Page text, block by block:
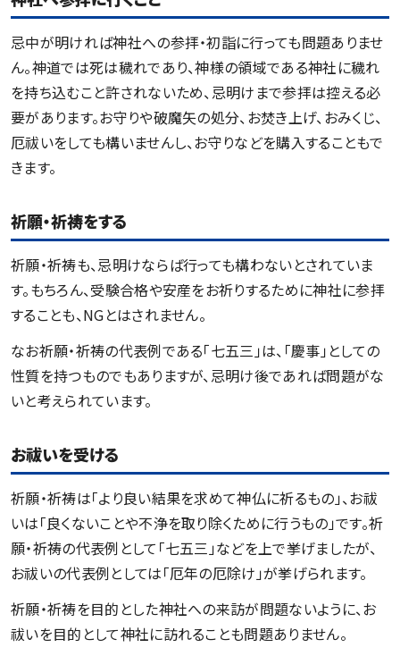
忌中が明ければ神社への参拝・初詣に行っても問題ありませ
ん。神道では死は穢れであり、神様の領域である神社に穢れ
を持ち込むこと許されないため、忌明けまで参拝は控える必
要があります。お守りや破魔矢の処分、お焚き上げ、おみくじ、
厄祓いをしても構いませんし、お守りなどを購入することもで
きます。
祈願・祈祷をする
祈願・祈祷も、忌明けならば行っても構わないとされていま
す。もちろん、受験合格や安産をお祈りするために神社に参拝
することも、NGとはされません。
なお祈願・祈祷の代表例である「七五三」は、「慶事」としての
性質を持つものでもありますが、忌明け後であれば問題がな
いと考えられています。
お祓いを受ける
祈願・祈祷は「より良い結果を求めて神仏に祈るもの」、お祓
いは「良くないことや不浄を取り除くために行うもの」です。祈
願・祈祷の代表例として「七五三」などを上で挙げましたが、
お祓いの代表例としては「厄年の厄除け」が挙げられます。
祈願・祈祷を目的とした神社への来訪が問題ないように、お
祓いを目的として神社に訪れることも問題ありません。